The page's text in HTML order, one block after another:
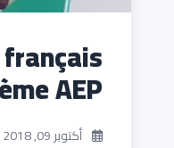
AEP
أكتوبر 09, 2018